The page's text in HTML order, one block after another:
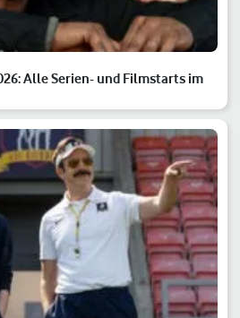
Alle Serien- und Filmstarts im